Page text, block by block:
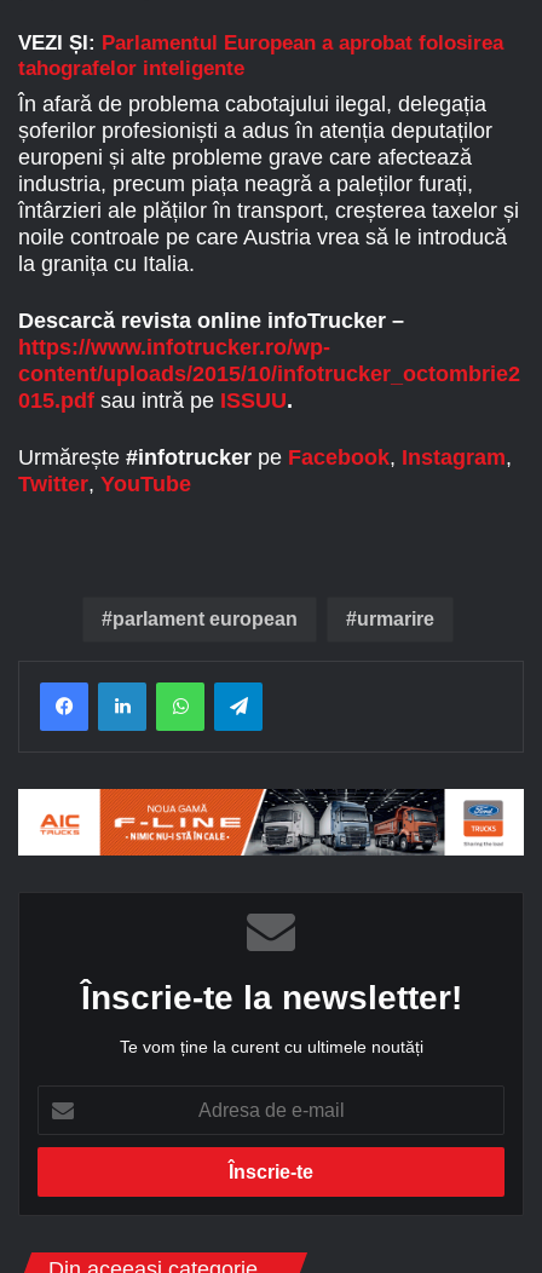
VEZI ȘI: Parlamentul European a aprobat folosirea
tahografelor inteligente
În afară de problema cabotajului ilegal, delegația
șoferilor profesioniști a adus în atenția deputaților
europeni și alte probleme grave care afectează
industria, precum piața neagră a paleților furați,
întârzieri ale plăților în transport, creșterea taxelor și
noile controale pe care Austria vrea să le introducă
la granița cu Italia.
Descarcă revista online infoTrucker –
https://www.infotrucker.ro/wp-
content/uploads/2015/10/infotrucker_octombrie2
015.pdf sau intră pe ISSUU.
Urmărește #infotrucker pe Facebook, Instagram,
Twitter, YouTube
parlament european urmarire
Înscrie-te la newsletter!
Te vom ține la curent cu ultimele noutăți
r
s
d